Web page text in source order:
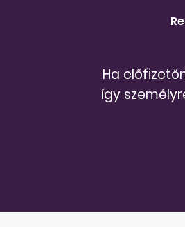
Ha
így